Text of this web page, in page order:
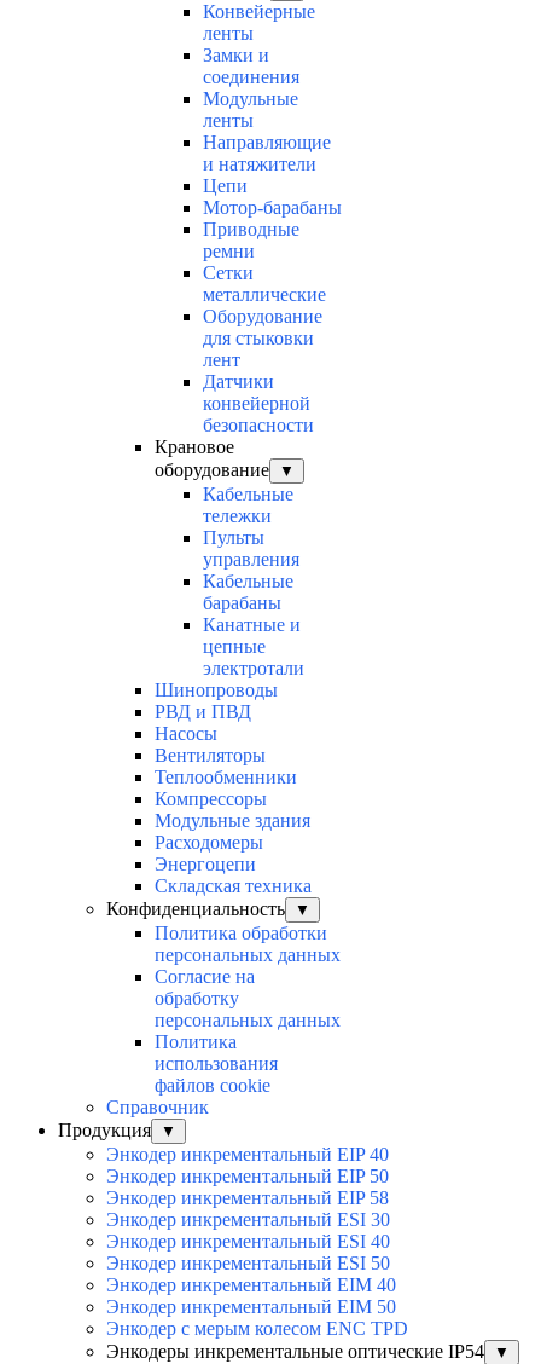
Конвейерные
ленты
Замки и
соединения
Модульные
ленты
Направляющие
и натяжители
Цепи
Мотор-барабаны
Приводные
ремни
Сетки
металлические
Оборудование
для стыковки
лент
Датчики
конвейерной
безопасности
Крановое
оборудование
▼
Кабельные
тележки
Пульты
управления
Кабельные
барабаны
Канатные и
цепные
электротали
Шинопроводы
РВД и ПВД
Насосы
Вентиляторы
Теплообменники
Компрессоры
Модульные здания
Расходомеры
Энергоцепи
Складская техника
Конфиденциальность
▼
Политика обработки
персональных данных
Согласие на
обработку
персональных данных
Политика
использования
файлов cookie
Справочник
Продукция
▼
Энкодер инкрементальный EIP 40
Энкодер инкрементальный EIP 50
Энкодер инкрементальный EIP 58
Энкодер инкрементальный ESI 30
Энкодер инкрементальный ESI 40
Энкодер инкрементальный ESI 50
Энкодер инкрементальный EIM 40
Энкодер инкрементальный EIM 50
Энкодер с мерым колесом ENC TPD
Энкодеры инкрементальные оптические IP54
▼